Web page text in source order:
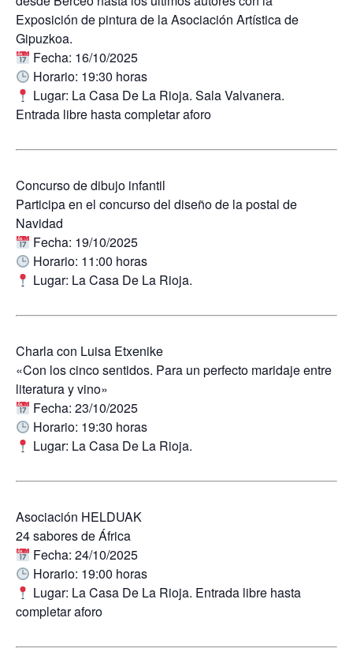
Exposición de pintura de la Asociación Artística de
Gipuzkoa.
Fecha: 16/10/2025
Horario: 19:30 horas
Lugar: La Casa De La Rioja. Sala Valvanera.
Entrada libre hasta completar aforo
Concurso de dibujo infantil
Participa en el concurso del diseño de la postal de
Navidad
Fecha: 19/10/2025
Horario: 11:00 horas
Lugar: La Casa De La Rioja.
Charla con Luisa Etxenike
«Con los cinco sentidos. Para un perfecto maridaje entre
literatura y vino»
Fecha: 23/10/2025
Horario: 19:30 horas
Lugar: La Casa De La Rioja.
Asociación HELDUAK
24 sabores de África
Fecha: 24/10/2025
Horario: 19:00 horas
Lugar: La Casa De La Rioja. Entrada libre hasta
completar aforo